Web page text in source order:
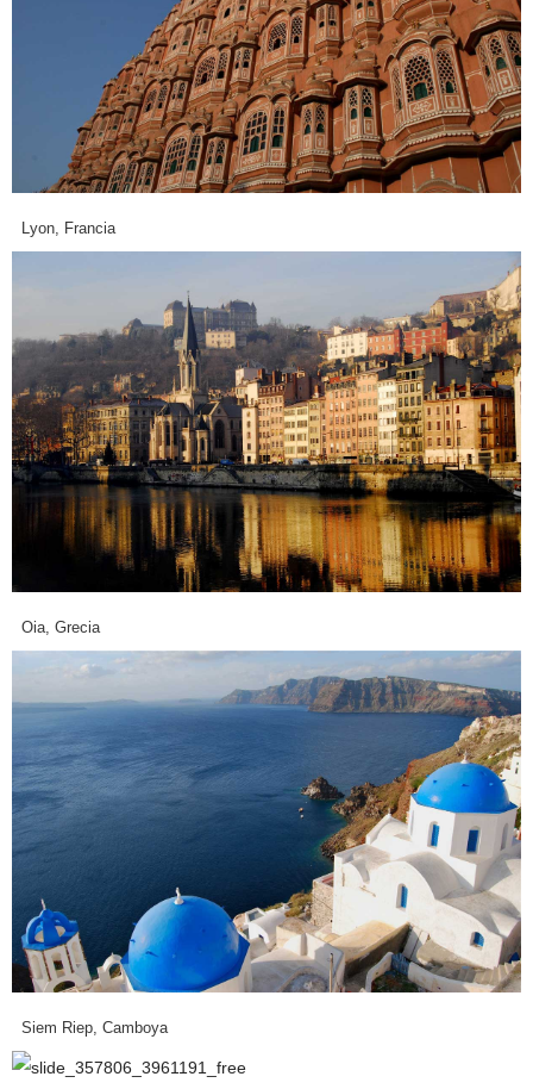
Lyon, Francia
Oia, Grecia
Siem Riep, Camboya